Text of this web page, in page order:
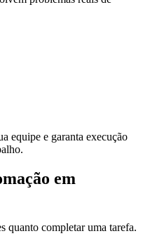
equipe e garanta execução
em
quanto completar uma tarefa.